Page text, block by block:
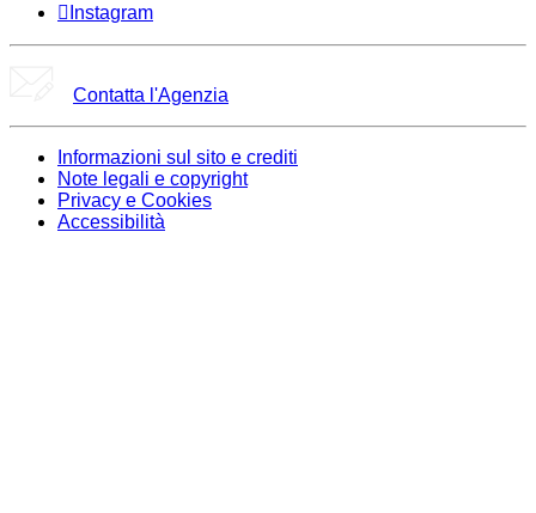
Instagram
Contatta l'Agenzia
Informazioni sul sito e crediti
Note legali e copyright
Privacy e Cookies
Accessibilità